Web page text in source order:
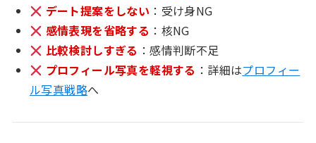
デート提案をしない ：受け身NG
感情表現を省略する ：核NG
比較検討しすぎる ：感情判断不足
プロフィール写真を軽視する ：詳細はプロフィー
ル写真戦略へ